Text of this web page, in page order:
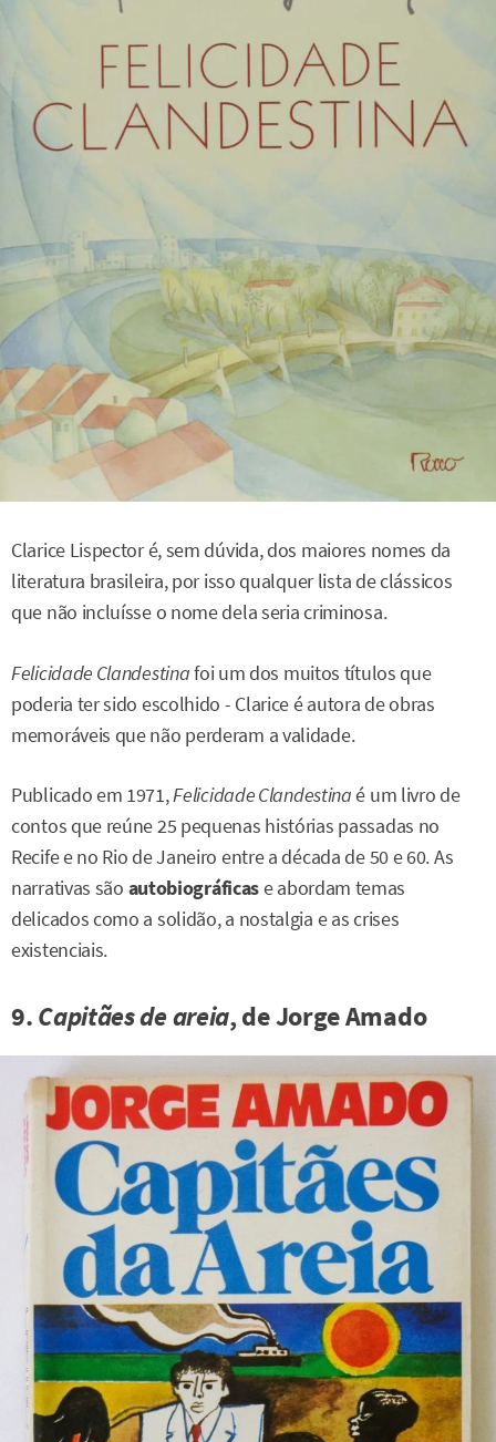
Clarice Lispector é, sem dúvida, dos maiores nomes da
literatura brasileira, por isso qualquer lista de clássicos
que não incluísse o nome dela seria criminosa.
Felicidade Clandestinafoi um dos muitos títulos que
poderia ter sido escolhido - Clarice é autora de obras
memoráveis que não perderam a validade.
Publicado em 1971,Felicidade Clandestinaé um livro de
contos que reúne 25 pequenas histórias passadas no
Recife e no Rio de Janeiro entre a década de 50 e 60. As
narrativas são autobiográficase abordam temas
delicados como a solidão, a nostalgia e as crises
existenciais.
9.Capitães de areia, de Jorge Amado